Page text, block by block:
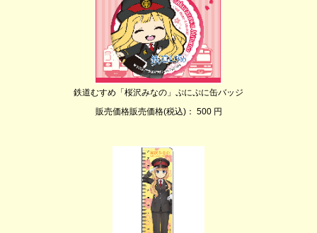
鉄道むすめ「桜沢みなの」ぷにぷに缶バッジ
販売価格販売価格(税込)： 500 円